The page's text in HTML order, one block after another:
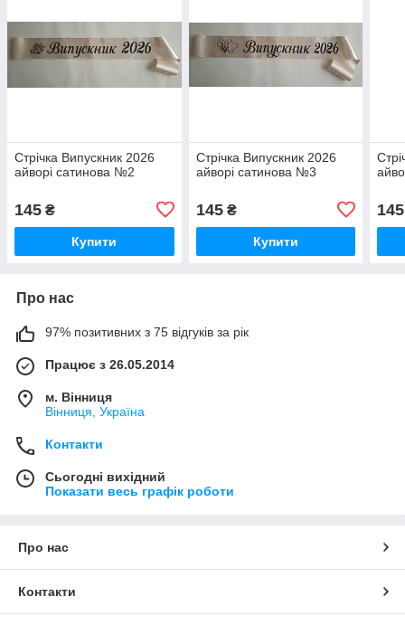
Стрічка Випускник 2026
айворі сатинова №2
145 ₴
Купити
Стрічка Випускник 2026
айворі сатинова №3
145₴
Купити
145
Про нас
97% позитивних з 75 відгуків за рік
Працює з 26.05.2014
м. Вінниця
Вінниця, Україна
Контакти
Сьогодні вихідний
Показати весь графік роботи
Про нас
Контакти